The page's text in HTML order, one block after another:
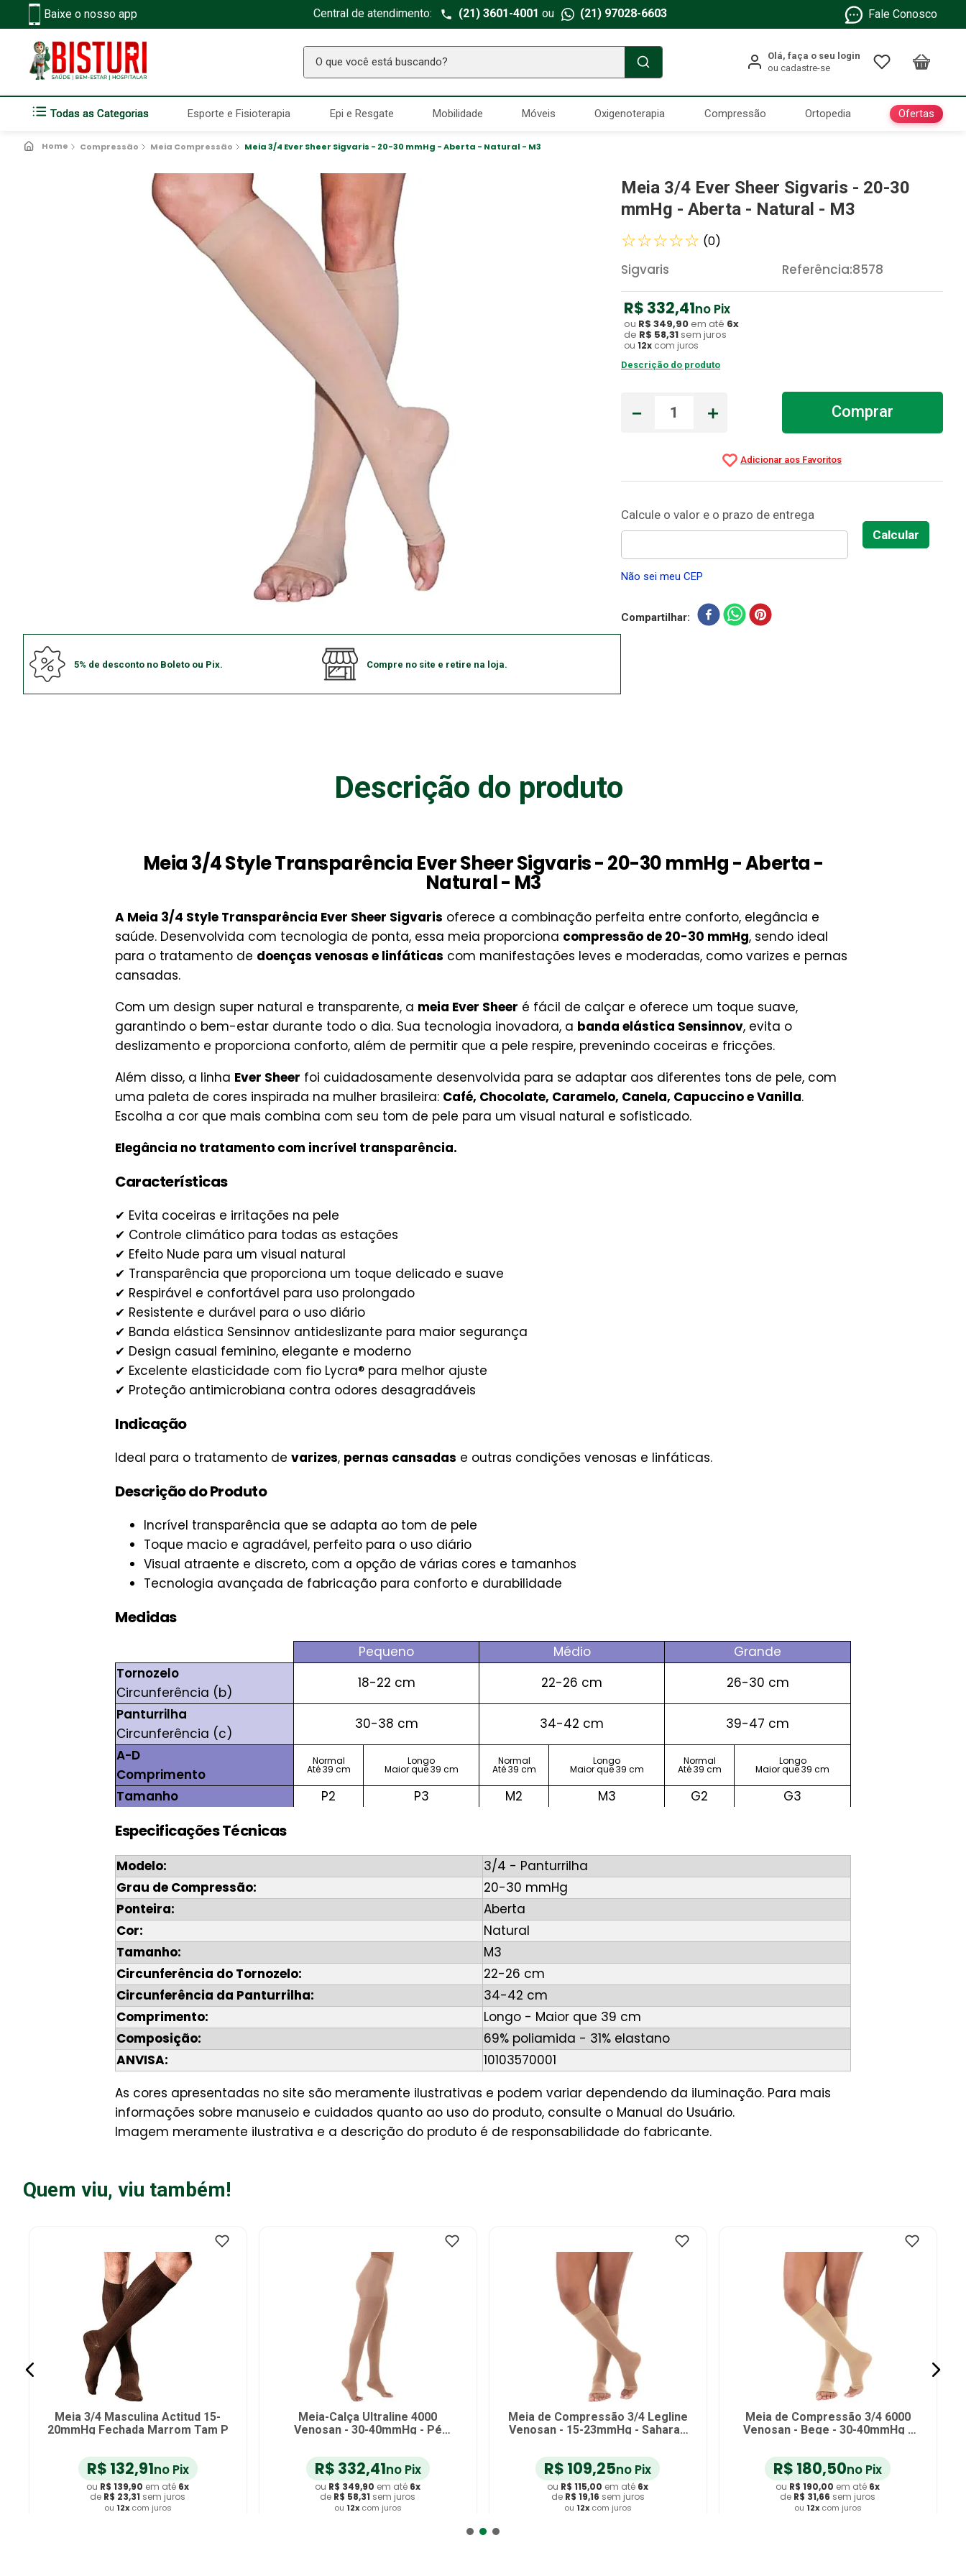
Baixe o nosso app Central de atendimento: (21) 3601-4001 ou (21) 97028-6603 Fale Conosco
O que você está buscando?
Todas as Categorias Esporte e Fisioterapia Epi e Resgate Mobilidade Móveis Oxigenoterapia Compressão Ortopedia Ofertas
Compressão Meia Compressão Meia 3/4 Ever Sheer Sigvaris - 20-30 mmHg - Aberta - Natural - M3
5% de desconto no Boleto ou Pix. Compre no site e retire na loja.
Meia 3/4 Ever Sheer Sigvaris - 20-30
mmHg - Aberta - Natural - M3
☆☆☆☆☆ (0)
Sigvaris Referência:8578
R$ 332,41no Pix
ou R$ 349,90em até 6x
de R$ 58,31 sem juros
ou 12x com juros
Descrição do produto
＋
－ Comprar
Não sei meu CEP
Compartilhar
Descrição do produto
Meia 3/4 Style Transparência Ever Sheer Sigvaris - 20-30 mmHg - Aberta -
Natural - M3
A Meia 3/4 Style Transparência Ever Sheer Sigvaris oferece a combinação perfeita entre conforto, elegância e
saúde. Desenvolvida com tecnologia de ponta, essa meia proporciona compressão de 20-30 mmHg, sendo ideal
para o tratamento de doenças venosas e linfáticas com manifestações leves e moderadas, como varizes e pernas
cansadas.
Com um design super natural e transparente, a meia Ever Sheer é fácil de calçar e oferece um toque suave,
garantindo o bem-estar durante todo o dia. Sua tecnologia inovadora, a banda elástica Sensinnov, evita o
deslizamento e proporciona conforto, além de permitir que a pele respire, prevenindo coceiras e fricções.
Além disso, a linha Ever Sheer foi cuidadosamente desenvolvida para se adaptar aos diferentes tons de pele, com
uma paleta de cores inspirada na mulher brasileira: Café, Chocolate, Caramelo, Canela, Capuccino e Vanilla.
Escolha a cor que mais combina com seu tom de pele para um visual natural e sofisticado.
Elegância no tratamento com incrível transparência.
Características
✔ Evita coceiras e irritações na pele
✔ Controle climático para todas as estações
✔ Efeito Nude para um visual natural
✔ Transparência que proporciona um toque delicado e suave
✔ Respirável e confortável para uso prolongado
✔ Resistente e durável para o uso diário
✔ Banda elástica Sensinnov antideslizante para maior segurança
✔ Design casual feminino, elegante e moderno
✔ Excelente elasticidade com fio Lycra® para melhor ajuste
✔ Proteção antimicrobiana contra odores desagradáveis
Indicação
Ideal para o tratamento de varizes, pernas cansadas e outras condições venosas e linfáticas.
Descrição do Produto
Incrível transparência que se adapta ao tom de pele
Toque macio e agradável, perfeito para o uso diário
Visual atraente e discreto, com a opção de várias cores e tamanhos
Tecnologia avançada de fabricação para conforto e durabilidade
Medidas
Pequeno Médio
Grande
Tornozelo
Circunferência (b)
18-22 cm 22-26 cm
26-30 cm
Panturrilha
Circunferência (c)
30-38 cm 34-42 cm
39-47 cm
A-D
Comprimento
Normal
Até 39 cm
Longo
Maior que 39 cm
Normal
Até 39 cm
Longo
Maior que 39 cm
Normal
Até 39 cm
Longo
Maior que 39 cm
Tamanho P2 P3 M2 M3 G2 G3
Especificações Técnicas
Modelo:
3/4 - Panturrilha
Grau de Compressão:
20-30 mmHg
Ponteira:
Aberta
Cor:
Natural
Tamanho:
M3
Circunferência do Tornozelo:
22-26 cm
Circunferência da Panturrilha:
34-42 cm
Comprimento:
Longo - Maior que 39 cm
Composição:
69% poliamida - 31% elastano
ANVISA:
10103570001
As cores apresentadas no site são meramente ilustrativas e podem variar dependendo da iluminação. Para mais
informações sobre manuseio e cuidados quanto ao uso do produto, consulte o Manual do Usuário.
Imagem meramente ilustrativa e a descrição do produto é de responsabilidade do fabricante.
Quem viu, viu também!
Meia 3/4 Masculina Actitud 15-
20mmHg Fechada Marrom Tam P
R$ 132,91no Pix
ou R$ 139,90 em até 6x
de R$ 23,31 sem juros
ou 12x com juros
Meia-Calça Ultraline 4000
Venosan - 30-40mmHg - Pé
R$ 332,41no Pix
ou R$ 349,90 em até 6x
de R$ 58,31 sem juros
ou 12x com juros
Meia de Compressão 3/4 Legline
Venosan - 15-23mmHg - Sahara -
R$ 109,25no Pix
ou R$ 115,00 em até 6x
de R$ 19,16 sem juros
ou 12x com juros
Meia de Compressão 3/4 6000
Venosan - Bege - 30-40mmHg -
R$ 180,50no Pix
ou R$ 190,00 em até 6x
de R$ 31,66 sem juros
ou 12x com juros
TERMOS MAIS BUSCADOS
Seringa Insulina
2º Fralda Geriatrica
3º
4º Estetoscopio Littmann
5
º Absorvente Geriatrico
7º Gaze Esteril
Aparelho Pressão